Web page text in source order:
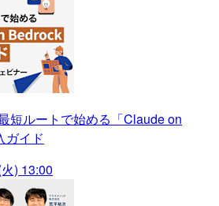
短ルートで始める「Claude on
ガイド
) 13:00